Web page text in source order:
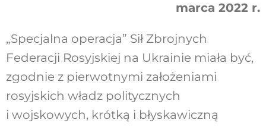
marca 2022 r.
„Specjalna operacja” Sił Zbrojnych
Federacji Rosyjskiej na Ukrainie miała być,
zgodnie z pierwotnymi założeniami
rosyjskich władz politycznych
i wojskowych, krótką i błyskawiczną